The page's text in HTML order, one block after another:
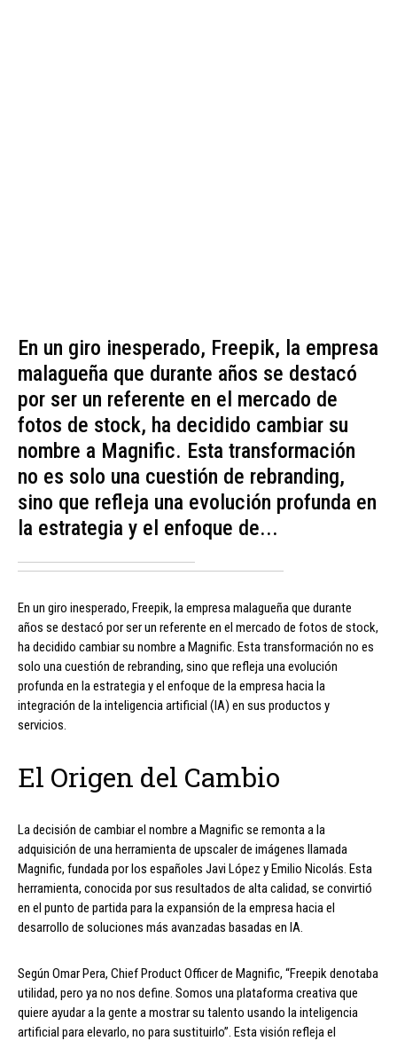
En un giro inesperado, Freepik, la empresa
malagueña que durante años se destacó
por ser un referente en el mercado de
fotos de stock, ha decidido cambiar su
nombre a Magnific. Esta transformación
no es solo una cuestión de rebranding,
sino que refleja una evolución profunda en
la estrategia y el enfoque de...
En un giro inesperado, Freepik, la empresa malagueña que durante
años se destacó por ser un referente en el mercado de fotos de stock,
ha decidido cambiar su nombre a Magnific. Esta transformación no es
solo una cuestión de rebranding, sino que refleja una evolución
profunda en la estrategia y el enfoque de la empresa hacia la
integración de la inteligencia artificial (IA) en sus productos y
servicios.
El Origen del Cambio
La decisión de cambiar el nombre a Magnific se remonta a la
adquisición de una herramienta de upscaler de imágenes llamada
Magnific, fundada por los españoles Javi López y Emilio Nicolás. Esta
herramienta, conocida por sus resultados de alta calidad, se convirtió
en el punto de partida para la expansión de la empresa hacia el
desarrollo de soluciones más avanzadas basadas en IA.
Según Omar Pera, Chief Product Officer de Magnific, “Freepik denotaba
utilidad, pero ya no nos define. Somos una plataforma creativa que
quiere ayudar a la gente a mostrar su talento usando la inteligencia
artificial para elevarlo, no para sustituirlo”. Esta visión refleja el